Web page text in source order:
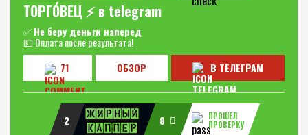
ТОРГО́ВЕЦ ⚡️ в telegram
✅Не беру деньги наперед
💵 Оплата после результата!
71
ОБЗОР В ТЕЛЕГРАМ
2 8
ПРОШЕЛ
ПРОВЕРКУ